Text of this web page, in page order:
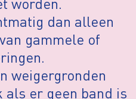
dan alleen
gammele of
weigergronden
als er geen band is